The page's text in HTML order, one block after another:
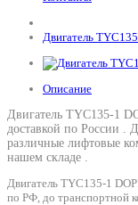
Двигатель
Описание
Двигатель TYC135-1
доставкой по России .
различные лифтовые
нашем складе .
Двигатель TYC135-1
по РФ, до транспортной